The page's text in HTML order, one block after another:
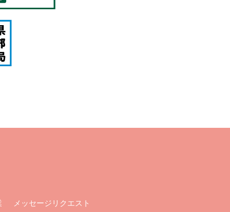
メッセージリクエスト